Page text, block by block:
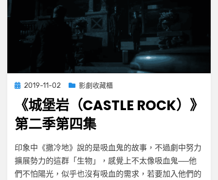
Posted
2019-11-02 影劇收藏櫃
《城堡岩（CASTLE ROCK）》
第二季第四集
by小云
Leave a commenton
《城
堡
岩
印象中《撒冷地》說的是吸血鬼的故事，不過劇中努力
擴展勢力的這群「生物」，感覺上不太像吸血鬼──他
們不怕陽光，似乎也沒有吸血的需求，若要加入他們的